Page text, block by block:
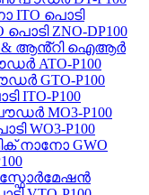
ITO പൊടി
ZNO-DP100
& ആൻ്റി ഐആർ
ATO-P100
GTO-P100
ITO-P100
MO3-P100
WO3-P100
നാനോ GWO